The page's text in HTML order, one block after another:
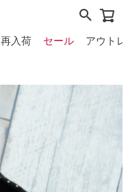
再入荷 セール アウト